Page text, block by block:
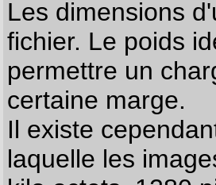
Les dimensions
fichier. Le poids
permettre un
certaine marge.
Il existe
laquelle les